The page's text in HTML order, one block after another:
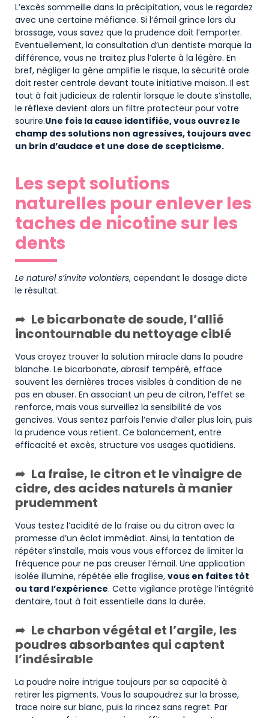
L’excès sommeille dans la précipitation, vous le regardez
avec une certaine méfiance. Si l’émail grince lors du
brossage, vous savez que la prudence doit l’emporter.
Eventuellement, la consultation d’un dentiste marque la
différence, vous ne traitez plus l’alerte à la légère. En
bref, négliger la gêne amplifie le risque, la sécurité orale
doit rester centrale devant toute initiative maison. Il est
tout à fait judicieux de ralentir lorsque le doute s’installe,
le réflexe devient alors un filtre protecteur pour votre
sourire.Une fois la cause identifiée, vous ouvrez le
champ des solutions non agressives, toujours avec
un brin d’audace et une dose de scepticisme.
Les sept solutions
naturelles pour enlever les
taches de nicotine sur les
dents
Le naturel s’invite volontiers, cependant le dosage dicte
le résultat.
Le bicarbonate de soude, l’allié
incontournable du nettoyage ciblé
Vous croyez trouver la solution miracle dans la poudre
blanche. Le bicarbonate, abrasif tempéré, efface
souvent les dernières traces visibles à condition de ne
pas en abuser. En associant un peu de citron, l’effet se
renforce, mais vous surveillez la sensibilité de vos
gencives. Vous sentez parfois l’envie d’aller plus loin, puis
la prudence vous retient. Ce balancement, entre
efficacité et excès, structure vos usages quotidiens.
La fraise, le citron et le vinaigre de
cidre, des acides naturels à manier
prudemment
Vous testez l’acidité de la fraise ou du citron avec la
promesse d’un éclat immédiat. Ainsi, la tentation de
répéter s’installe, mais vous vous efforcez de limiter la
fréquence pour ne pas creuser l’émail. Une application
isolée illumine, répétée elle fragilise, vous en faites tôt
ou tard l’expérience. Cette vigilance protège l’intégrité
dentaire, tout à fait essentielle dans la durée.
Le charbon végétal et l’argile, les
poudres absorbantes qui captent
l’indésirable
La poudre noire intrigue toujours par sa capacité à
retirer les pigments. Vous la saupoudrez sur la brosse,
trace noire sur blanc, puis la rincez sans regret. Par